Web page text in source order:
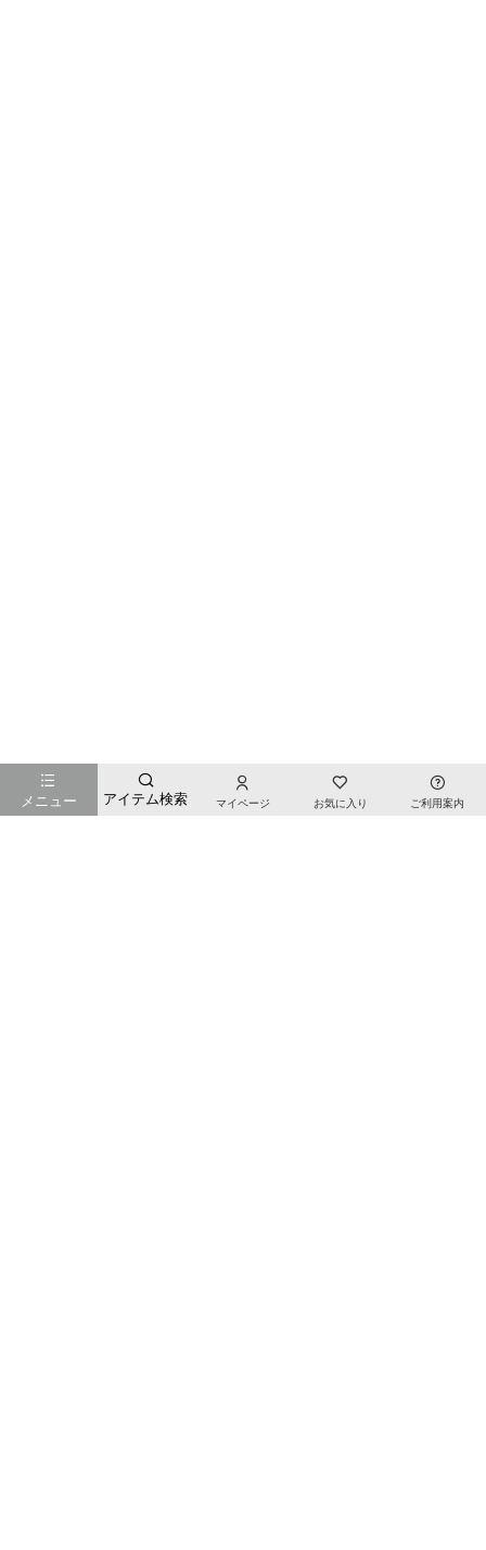
メニュー アイテム検索 マイページ お気に入り ご利用案内
お店のTOPページへ戻る